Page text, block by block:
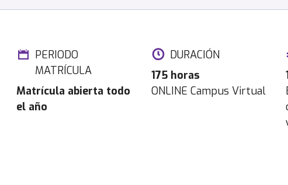
PERIODO
MATRÍCULA
Matrícula abierta todo
el año
DURACIÓN
175 horas
ONLINE Campus Virtual